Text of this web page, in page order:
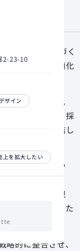
たる研究に基づく
一気通貫で最適化
ンです。
動特性を可視化
精度で数値化。採
トの削減に直結し
マンス理論」や
、従業員のモチ
傾向までを可視
果を生み続けるた
的に整合させ、
2-23-10
デザイン
上を拡大したい